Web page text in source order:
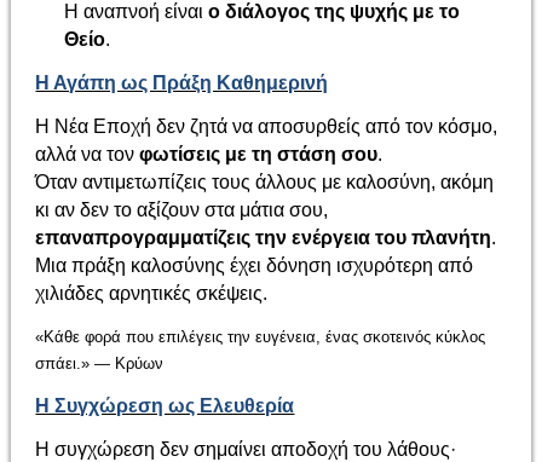
Η αναπνοή είναιο διάλογος της ψυχής με το
Θείο.
Η Αγάπη ως Πράξη Καθημερινή
Η Νέα Εποχή δεν ζητά να αποσυρθείς από τον κόσμο,
αλλά να τονφωτίσεις με τη στάση σου.
Όταν αντιμετωπίζεις τους άλλους με καλοσύνη, ακόμη
κι αν δεν το αξίζουν στα μάτια σου,
επαναπρογραμματίζεις την ενέργεια του πλανήτη.
Μια πράξη καλοσύνης έχει δόνηση ισχυρότερη από
χιλιάδες αρνητικές σκέψεις.
«Κάθε φορά που επιλέγεις την ευγένεια, ένας σκοτεινός κύκλος
σπάει.» — Κρύων
Η Συγχώρεση ως Ελευθερία
Η συγχώρεση δεν σημαίνει αποδοχή του λάθους·